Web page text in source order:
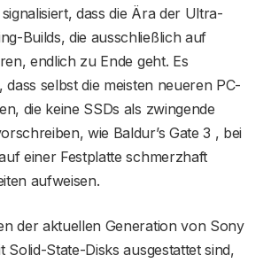
dass die Ära der Ultra-
Builds, die ausschließlich auf
endlich zu Ende geht. Es
selbst die meisten neueren PC-
die keine SSDs als zwingende
wie Baldur’s Gate 3 , bei
einer Festplatte schmerzhaft
aufweisen.
der aktuellen Generation von Sony
Solid-State-Disks ausgestattet sind,